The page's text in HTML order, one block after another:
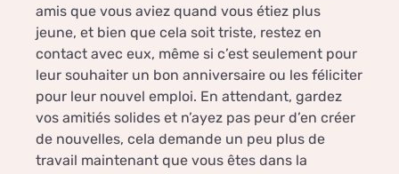
amis que vous aviez quand vous étiez plus
jeune, et bien que cela soit triste, restez en
contact avec eux, même si c’est seulement pour
leur souhaiter un bon anniversaire ou les féliciter
pour leur nouvel emploi. En attendant, gardez
vos amitiés solides et n’ayez pas peur d’en créer
de nouvelles, cela demande un peu plus de
travail maintenant que vous êtes dans la